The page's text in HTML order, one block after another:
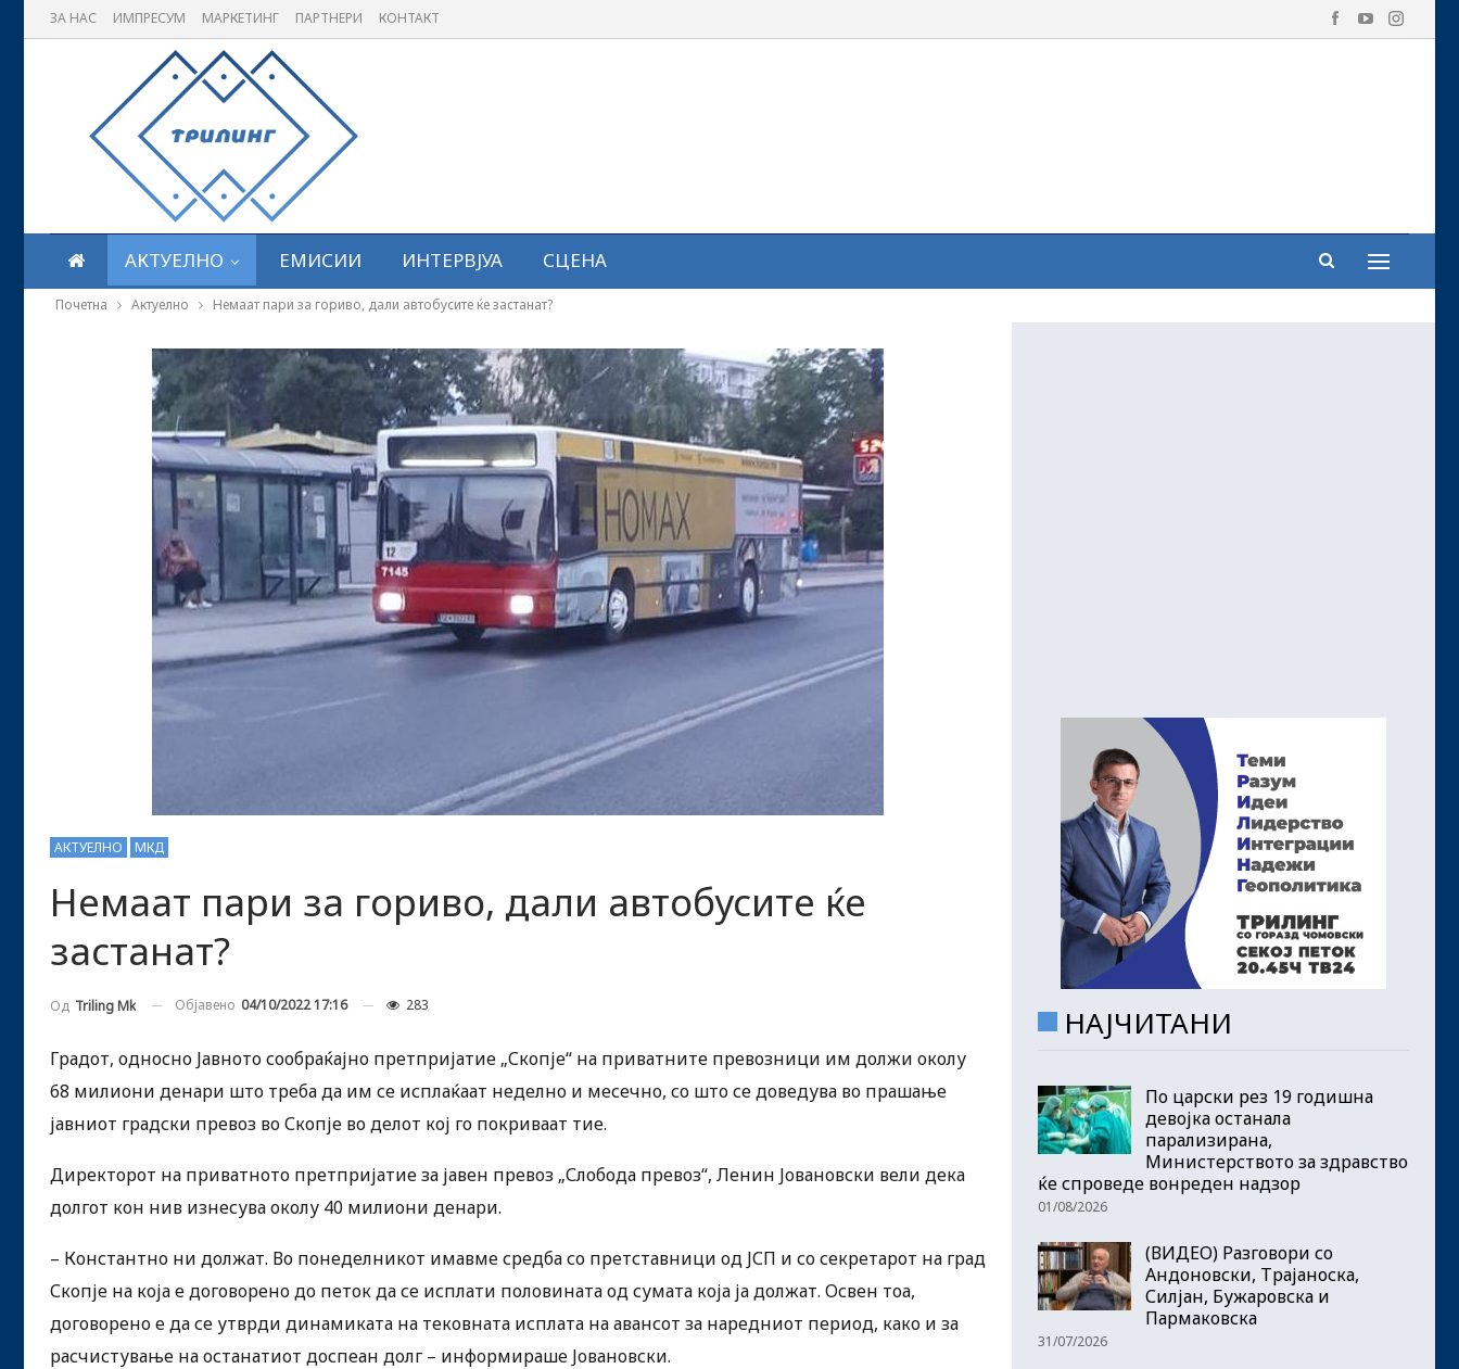
ЗА НАС ИМПРЕСУМ МАРКЕТИНГ ПАРТНЕРИ КОНТАКТ
АКТУЕЛНО ЕМИСИИ ИНТЕРВЈУА СЦЕНА
Почетна Актуелно Немаат пари за гориво, дали автобусите ќе застанат?
АКТУЕЛНО МКД
Немаат пари за гориво, дали автобусите ќе
застанат?
Од Triling Mk Објавено 04/10/2022 17:16 283
Градот, односно Јавното сообраќајно претпријатие „Скопје“ на приватните превозници им должи околу
68 милиони денари што треба да им се исплаќаат неделно и месечно, со што се доведува во прашање
јавниот градски превоз во Скопје во делот кој го покриваат тие.
Директорот на приватното претпријатие за јавен превоз „Слобода превоз“, Ленин Јовановски вели дека
долгот кон нив изнесува околу 40 милиони денари.
– Константно ни должат. Во понеделникот имавме средба со претставници од ЈСП и со секретарот на град
Скопје на која е договорено до петок да се исплати половината од сумата која ја должат. Освен тоа,
договорено е да се утврди динамиката на тековната исплата на авансот за наредниот период, како и за
расчистување на останатиот доспеан долг – информираше Јовановски.
НАЈЧИТАНИ
По царски рез 19 годишна
девојка останала
парализирана,
Министерството за здравство
ќе спроведе вонреден надзор
01/08/2026
(ВИДЕО) Разговори со
Андоновски, Трајаноска,
Силјан, Бужаровска и
Пармаковска
31/07/2026